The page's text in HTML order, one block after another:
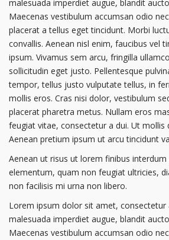
malesuada imperdiet augue, blandit
Maecenas vestibulum accumsan odio
placerat a tellus eget tincidunt. Morbi
convallis. Aenean nisl enim, faucibus vel
ipsum. Vivamus sem arcu, fringilla
sollicitudin eget justo. Pellentesque
tempor, tellus justo vulputate tellus, in
mollis eros. Cras nisi dolor, vestibulum
placerat pharetra metus. Nullam eros
feugiat vitae, consectetur a dui. Ut mollis
Aenean pretium ipsum ut arcu tincidunt
Aenean ut risus ut lorem finibus interdum
elementum, quam non feugiat ultricies,
non facilisis mi urna non libero.
Lorem ipsum dolor sit amet, consectetur
malesuada imperdiet augue, blandit
Maecenas vestibulum accumsan odio